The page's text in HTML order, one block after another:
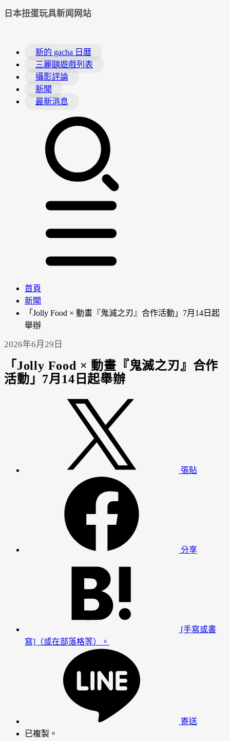
日本扭蛋玩具新闻网站
新的 gacha 日曆
三麗鷗遊戲列表
攝影評論
新聞
最新消息
首頁
新聞
「Jolly Food × 動畫『鬼滅之刃』合作活動」7月14日起
舉辦
2026年6月29日
「Jolly Food × 動畫『鬼滅之刃』合作
活動」7月14日起舉辦
張貼
分享
[手寫或書
寫]（或在部落格等）。
寄送
已複製。